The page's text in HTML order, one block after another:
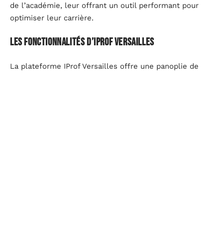
de l’académie, leur offrant un outil performant pour
optimiser leur carrière.
Les fonctionnalités d’IProf Versailles
La plateforme IProf Versailles offre une panoplie de